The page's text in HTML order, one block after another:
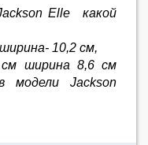
Elle какой
10,2 см,
ширина 8,6 см
модели Jackson